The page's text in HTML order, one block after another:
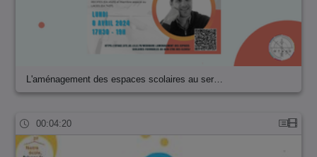
L'aménagement des espaces scolaires au ser…
00:04:20